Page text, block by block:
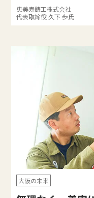
恵美寿鋳工株式会社
代表取締役 久下 歩氏
大阪の未来